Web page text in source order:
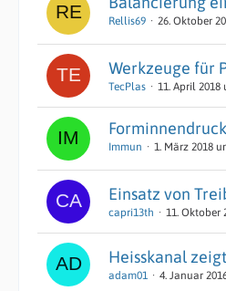
Rellis69 26. Oktober
Werkzeuge für
TecPlas 11. April 2018
Immun 1. März 2018
Einsatz von
capri13th 11. Oktober
Heisskanal
adam01 4. Januar